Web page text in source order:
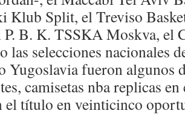
Klub Split, el Treviso
B. K. TSSKA Moskva, el
las selecciones nacionales
Yugoslavia fueron algunos
camisetas nba replicas
el título en veinticinco